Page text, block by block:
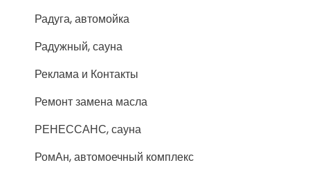
Радуга, автомойка
Радужный, сауна
Реклама и Контакты
Ремонт замена масла
РЕНЕССАНС, сауна
РомАн, автомоечный комплекс